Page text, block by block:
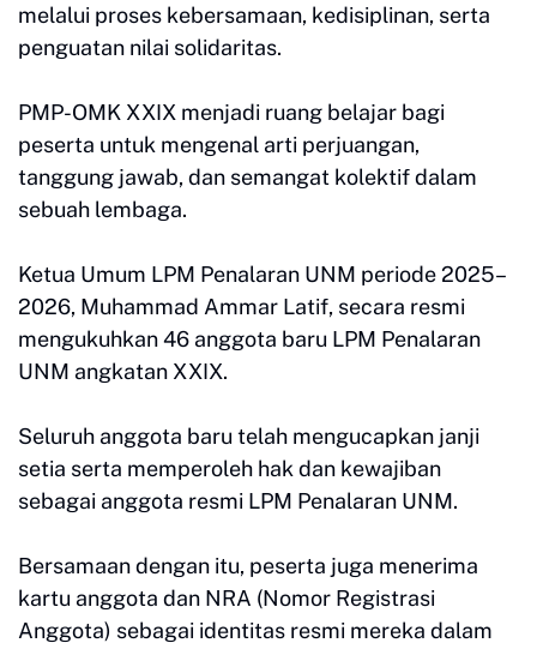
melalui proses kebersamaan, kedisiplinan, serta
penguatan nilai solidaritas.
PMP-OMK XXIX menjadi ruang belajar bagi
peserta untuk mengenal arti perjuangan,
tanggung jawab, dan semangat kolektif dalam
sebuah lembaga.
Ketua Umum LPM Penalaran UNM periode 2025–
2026, Muhammad Ammar Latif, secara resmi
mengukuhkan 46 anggota baru LPM Penalaran
UNM angkatan XXIX.
Seluruh anggota baru telah mengucapkan janji
setia serta memperoleh hak dan kewajiban
sebagai anggota resmi LPM Penalaran UNM.
Bersamaan dengan itu, peserta juga menerima
kartu anggota dan NRA (Nomor Registrasi
Anggota) sebagai identitas resmi mereka dalam